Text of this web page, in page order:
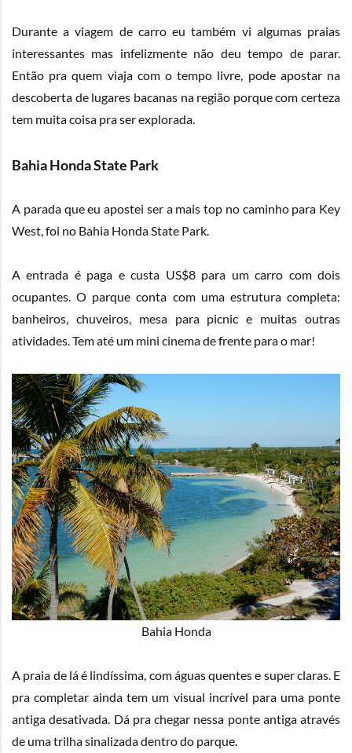
Durante a viagem de carro eu também vi algumas praias
interessantes mas infelizmente não deu tempo de parar.
Então pra quem viaja com o tempo livre, pode apostar na
descoberta de lugares bacanas na região porque com certeza
tem muita coisa pra ser explorada.
Bahia Honda State Park
A parada que eu apostei ser a mais top no caminho para Key
West, foi no Bahia Honda State Park.
A entrada é paga e custa US$8 para um carro com dois
ocupantes. O parque conta com uma estrutura completa:
banheiros, chuveiros, mesa para picnic e muitas outras
atividades. Tem até um mini cinema de frente para o mar!
Bahia Honda
A praia de lá é lindíssima, com águas quentes e super claras. E
pra completar ainda tem um visual incrível para uma ponte
antiga desativada. Dá pra chegar nessa ponte antiga através
de uma trilha sinalizada dentro do parque.